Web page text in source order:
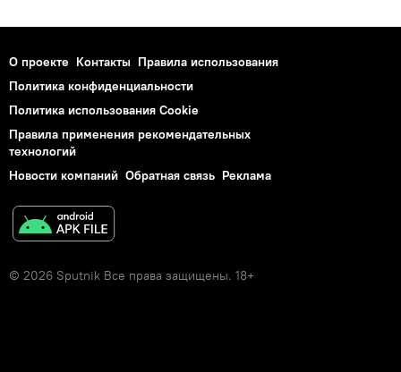
О проекте Контакты Правила использования
Политика конфиденциальности
Политика использования Cookie
Правила применения рекомендательных
технологий
Новости компаний Обратная связь Реклама
© 2026 Sputnik Все права защищены. 18+